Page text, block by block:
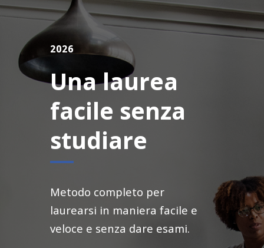
2026
Una laurea
facile senza
studiare
Metodo completo per
laurearsi in maniera facile e
veloce e senza dare esami.